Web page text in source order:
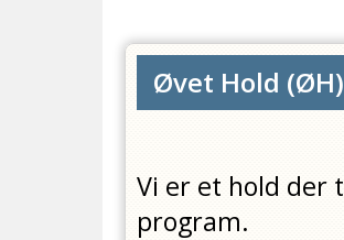
Øvet Hold (ØH)
Vi er et hold der
program.